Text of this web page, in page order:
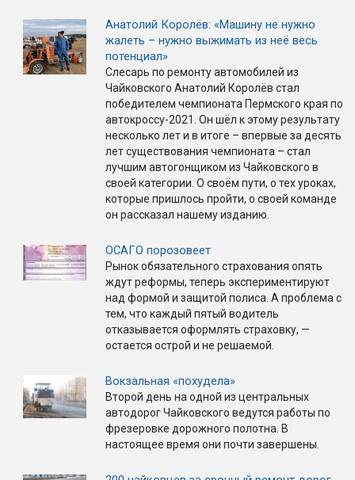
Анатолий Королёв: «Машину не нужно
жалеть – нужно выжимать из неё весь
потенциал»
Слесарь по ремонту автомобилей из
Чайковского Анатолий Королёв стал
победителем чемпионата Пермского края по
автокроссу-2021. Он шёл к этому результату
несколько лет и в итоге – впервые за десять
лет существования чемпионата – стал
лучшим автогонщиком из Чайковского в
своей категории. О своём пути, о тех уроках,
которые пришлось пройти, о своей команде
он рассказал нашему изданию.
ОСАГО порозовеет
Рынок обязательного страхования опять
ждут реформы, теперь экспериментируют
над формой и защитой полиса. А проблема с
тем, что каждый пятый водитель
отказывается оформлять страховку, —
остается острой и не решаемой.
Вокзальная «похудела»
Второй день на одной из центральных
автодорог Чайковского ведутся работы по
фрезеровке дорожного полотна. В
настоящее время они почти завершены.